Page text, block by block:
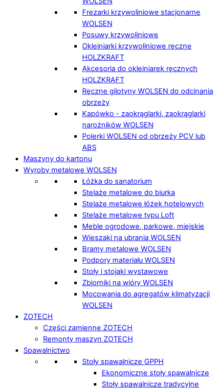
Frezarki krzywoliniowe stacjonarne
WOLSEN
Posuwy krzywoliniowe
Okleiniarki krzywoliniowe ręczne
HOLZKRAFT
Akcesoria do okleiniarek ręcznych
HOLZKRAFT
Ręczne gilotyny WOLSEN do odcinania
obrzeży
Kapówko - zaokrąglarki, zaokrąglarki
narożników WOLSEN
Polerki WOLSEN od obrzeży PCV lub
ABS
Maszyny do kartonu
Wyroby metalowe WOLSEN
Łóżka do sanatorium
Stelaże metalowe do biurka
Stelaże metalowe łóżek hotelowych
Stelaże metalowe typu Loft
Meble ogrodowe, parkowe, miejskie
Wieszaki na ubrania WOLSEN
Bramy metalowe WOLSEN
Podpory materiału WOLSEN
Stoły i stojaki wystawowe
Zbiorniki na wióry WOLSEN
Mocowania do agregatów klimatyzacji
WOLSEN
ZOTECH
Części zamienne ZOTECH
Remonty maszyn ZOTECH
Spawalnictwo
Stoły spawalnicze GPPH
Ekonomiczne stoły spawalnicze
Stoły spawalnicze tradycyjne